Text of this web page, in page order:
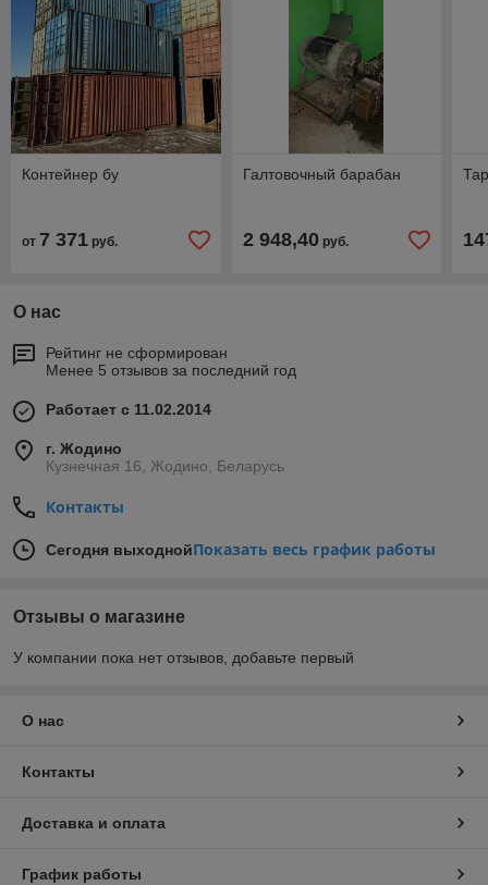
Контейнер бу
от 7 371 руб.
Галтовочный барабан
2 948,40руб.
О нас
Рейтинг не сформирован
Менее 5 отзывов за последний год
Работает с 11.02.2014
г. Жодино
Кузнечная 16, Жодино, Беларусь
Контакты
Сегодня выходнойПоказать весь график работы
Отзывы о магазине
У компании пока нет отзывов, добавьте первый
О нас
Контакты
Доставка и оплата
График работы